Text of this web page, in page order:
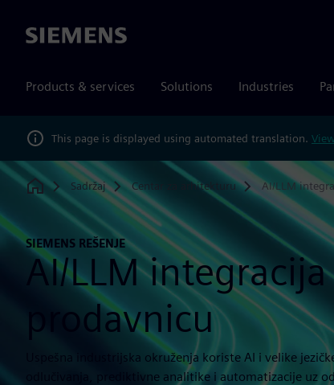
Siemens
Products & services Solutions Industries
This page is displayed using automated translation.
Home
Sadržaj Centar za arhitekturu AI/LLM
SIEMENS REŠENJE
AI/LLM
prodavnicu
Uspešna industrijska okruženja koriste AI i velike
odlučivanja, prediktivne analitike i automatizacije uz